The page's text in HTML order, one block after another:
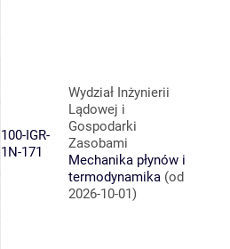
100-IGR-
1N-171
Wydział Inżynierii
Lądowej i
Gospodarki
Zasobami
Mechanika płynów i
termodynamika (od
2026-10-01)